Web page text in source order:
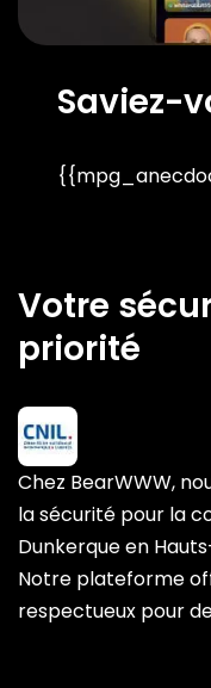
Saviez-
Votre
priorité
Chez BearWWW,
la sécurité pour la
Dunkerque en
Notre plateforme
respectueux pour